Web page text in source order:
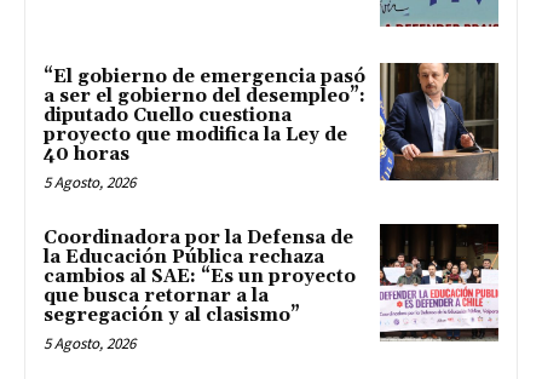
“El gobierno de emergencia pasó
a ser el gobierno del desempleo”:
diputado Cuello cuestiona
proyecto que modifica la Ley de
40 horas
5 Agosto, 2026
Coordinadora por la Defensa de
la Educación Pública rechaza
cambios al SAE: “Es un proyecto
que busca retornar a la
segregación y al clasismo”
5 Agosto, 2026